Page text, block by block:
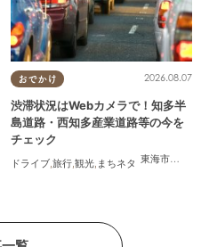
おでかけ
東海市
,大府
2026.08.07
渋滞状況はWebカメラで！知多半
島道路・西知多産業道路等の今を
チェック
ドライブ,旅行,観光, まちネタ